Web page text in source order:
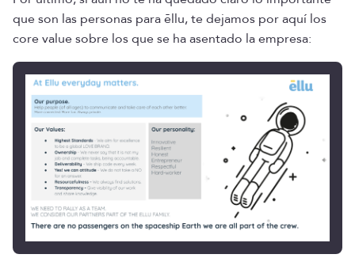
que son las personas para ēllu, te dejamos por aquí los
core value sobre los que se ha asentado la empresa: